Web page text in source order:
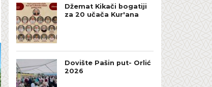
Džemat Kikači bogatiji
za 20 učača Kur'ana
Dovište Pašin put- Orlić
2026